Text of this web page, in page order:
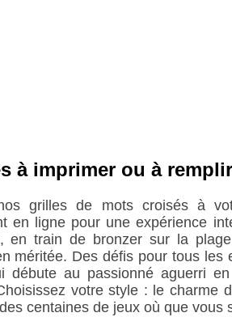
à imprimer ou à
grilles de mots croisés à
en ligne pour une expérience
en train de bronzer sur la
méritée. Des défis pour tous
débute au passionné aguerri
votre style : le charme
centaines de jeux où que vous